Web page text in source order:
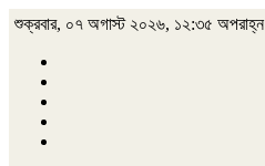
শুক্রবার, ০৭ অগাস্ট ২০২৬, ১২:৩৫ অপরাহ্ন